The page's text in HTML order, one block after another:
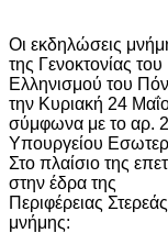
Οι εκδηλώσεις
της Γενοκτονίας του
Ελληνισμού του
την Κυριακή 24
σύμφωνα με το αρ.
Υπουργείου
Στο πλαίσιο της
στην έδρα της
Περιφέρειας
μνήμης: